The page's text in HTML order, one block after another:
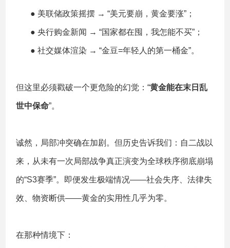
● 美联储政策摇摆 → “美元要崩，黄金要涨”；
● 央行购金新闻 → “国家都在囤，我怎能不买”；
● 社交媒体渲染 → “金豆=年轻人的第一桶金”。
但这里必须戳破一个更危险的幻觉：“黄金能在末日乱
世中保命”。
诚然，局部冲突确在加剧。但历史告诉我们：自二战以
来，从未有一次局部战争真正演变为全球秩序彻底崩塌
的“S3赛季”。即便发生极端情况——社会失序、法律失
效、物资断供——黄金的实用性几乎为零。
在那种情境下：